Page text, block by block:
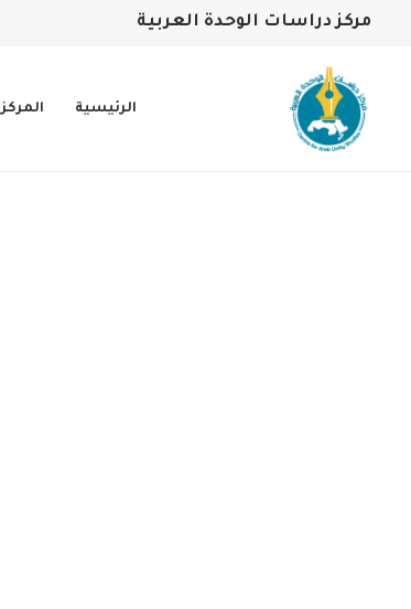
مركز دراسات الوحدة العربية
الرئيسية المركز